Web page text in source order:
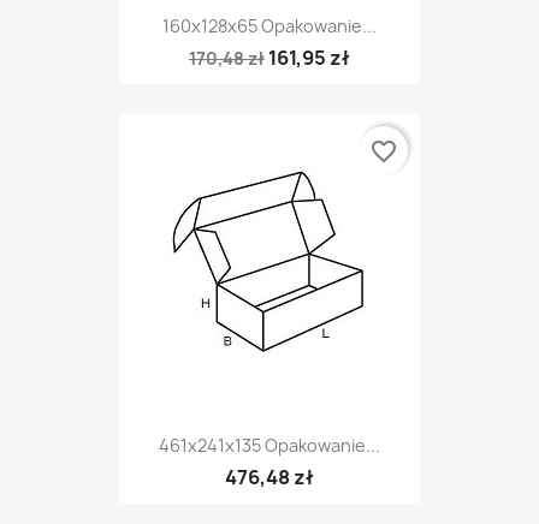
160x128x65 Opakowanie...
170,48 zł 161,95 zł
461x241x135 Opakowanie...
476,48 zł
favorite_border